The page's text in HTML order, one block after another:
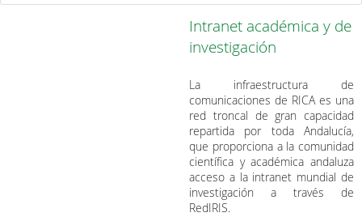
Intranet académica y de
investigación
La infraestructura de
comunicaciones de RICA es una
red troncal de gran capacidad
repartida por toda Andalucía,
que proporciona a la comunidad
científica y académica andaluza
acceso a la intranet mundial de
investigación a través de
RedIRIS.